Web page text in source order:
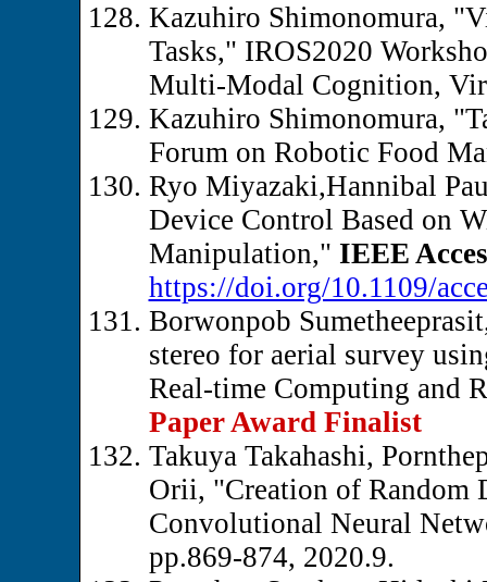
Kazuhiro Shimonomura,
Tasks," IROS2020
Multi-Modal Cognition,
Kazuhiro Shimonomura,
Forum on Robotic Food
Ryo Miyazaki,Hannibal
Device Control Based on
Manipulation," IEEE
https://doi.org/10.1109/
Borwonpob
stereo for aerial survey
Real-time Computing and
Paper Award Finalist
Takuya Takahashi,
Orii, "Creation of Random
Convolutional Neural
pp.869-874, 2020.9.